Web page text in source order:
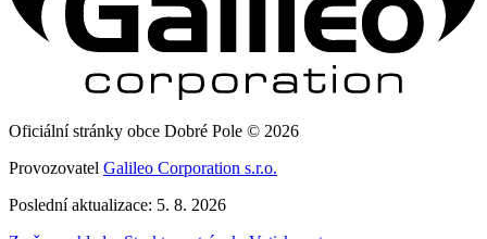
Oficiální stránky obce Dobré Pole © 2026
Provozovatel Galileo Corporation s.r.o.
Poslední aktualizace: 5. 8. 2026